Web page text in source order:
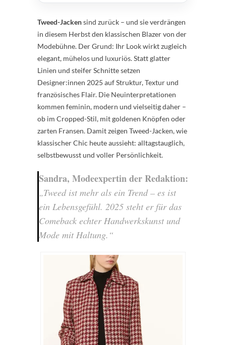
Tweed-Jackensind zurück – und sie verdrängen
in diesem Herbst den klassischen Blazer von der
Modebühne. Der Grund: Ihr Look wirkt zugleich
elegant, mühelos und luxuriös. Statt glatter
Linien und steifer Schnitte setzen
Designer:innen 2025 auf Struktur, Textur und
französisches Flair. Die Neuinterpretationen
kommen feminin, modern und vielseitig daher –
ob im Cropped-Stil, mit goldenen Knöpfen oder
zarten Fransen. Damit zeigen Tweed-Jacken, wie
klassischer Chic heute aussieht: alltagstauglich,
selbstbewusst und voller Persönlichkeit.
Sandra, Modeexpertin der Redaktion:
„Tweed ist mehr als ein Trend – es ist
ein Lebensgefühl. 2025 steht er für das
Comeback echter Handwerkskunst und
Mode mit Haltung.“